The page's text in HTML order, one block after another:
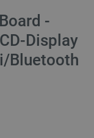
-
Display
Bluetooth